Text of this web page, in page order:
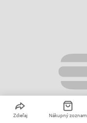
Zdieľaj Nákupný zoznam